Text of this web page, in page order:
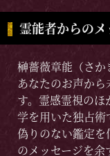
霊能者からのメ
榊薔薇章能（さか
あなたのお声か
す。霊感霊視の
学を用いた独占
偽りのない鑑定
のメッセージを